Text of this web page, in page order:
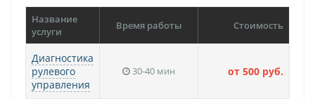
Название
услуги
Время работы Стоимость
Диагностика
рулевого
управления
30-40 мин от 500 руб.